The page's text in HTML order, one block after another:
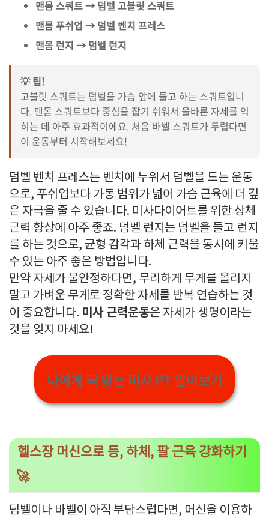
맨몸 스쿼트 → 덤벨 고블릿 스쿼트
맨몸 푸쉬업 → 덤벨 벤치 프레스
맨몸 런지 → 덤벨 런지
💡 팁!
고블릿 스쿼트는 덤벨을 가슴 앞에 들고 하는 스쿼트입니
다. 맨몸 스쿼트보다 중심을 잡기 쉬워서 올바른 자세를 익
히는 데 아주 효과적이에요. 처음 바벨 스쿼트가 두렵다면
이 운동부터 시작해보세요!
덤벨 벤치 프레스는 벤치에 누워서 덤벨을 드는 운동
으로, 푸쉬업보다 가동 범위가 넓어 가슴 근육에 더 깊
은 자극을 줄 수 있습니다. 미사다이어트를 위한 상체
근력 향상에 아주 좋죠. 덤벨 런지는 덤벨을 들고 런지
를 하는 것으로, 균형 감각과 하체 근력을 동시에 키울
수 있는 아주 좋은 방법입니다.
만약 자세가 불안정하다면, 무리하게 무게를 올리지
말고 가벼운 무게로 정확한 자세를 반복 연습하는 것
이 중요합니다. 미사 근력운동은 자세가 생명이라는
것을 잊지 마세요!
나에게 딱 맞는 미사 PT 알아보기
헬스장 머신으로 등, 하체, 팔 근육 강화하기
🚀
덤벨이나 바벨이 아직 부담스럽다면, 머신을 이용하